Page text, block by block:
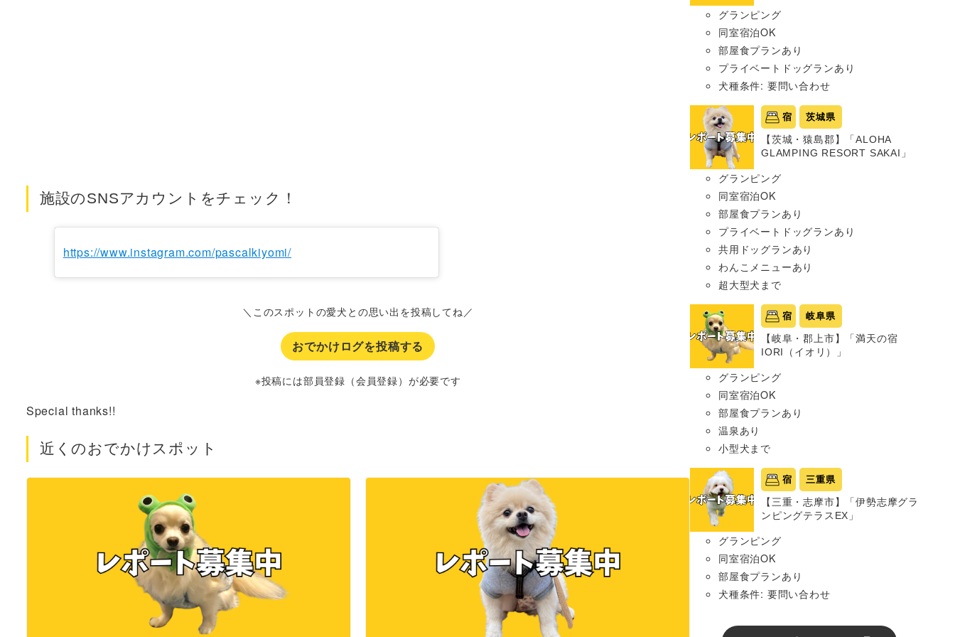
施設のSNSアカウントをチェック！
https://www.instagram.com/pascalkiyomi/
＼このスポットの愛犬との思い出を投稿してね／
おでかけログを投稿する
※投稿には部員登録（会員登録）が必要です
Special thanks!!
近くのおでかけスポット
グランピング
同室宿泊OK
部屋食プランあり
プライベートドッグランあり
犬種条件: 要問い合わせ
宿 茨城県
【茨城・猿島郡】「ALOHA
GLAMPING RESORT SAKAI」
グランピング
同室宿泊OK
部屋食プランあり
プライベートドッグランあり
共用ドッグランあり
わんこメニューあり
超大型犬まで
宿 岐阜県
【岐阜・郡上市】「満天の宿
IORI（イオリ）」
グランピング
同室宿泊OK
部屋食プランあり
温泉あり
小型犬まで
宿 三重県
【三重・志摩市】「伊勢志摩グラ
ンピングテラスEX」
グランピング
同室宿泊OK
部屋食プランあり
犬種条件: 要問い合わせ